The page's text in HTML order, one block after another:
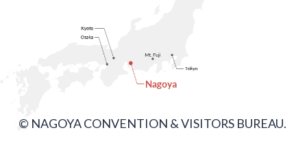
© NAGOYA CONVENTION & VISITORS BUREAU.